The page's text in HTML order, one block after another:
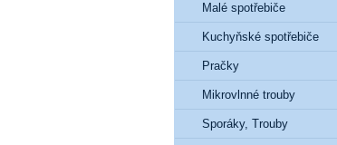
Malé spotřebiče
Kuchyňské spotřebiče
Pračky
Mikrovlnné trouby
Sporáky, Trouby